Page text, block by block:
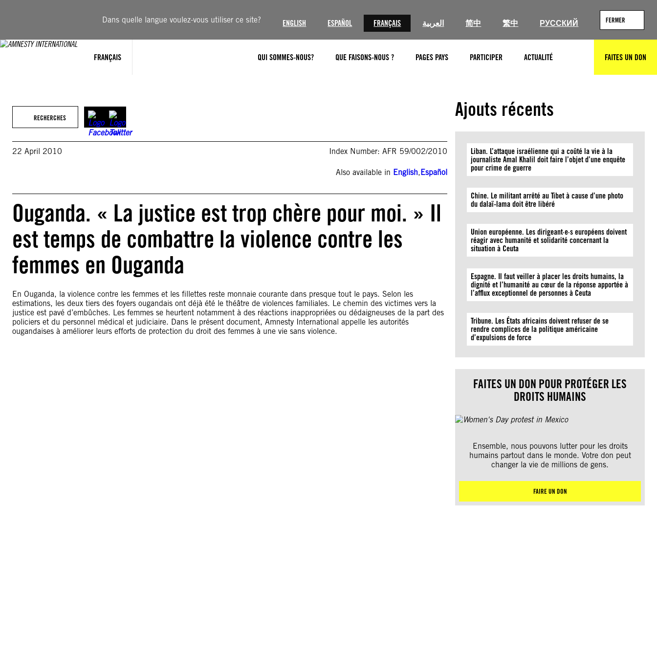
Dans quelle langue voulez-vous utiliser ce site? ENGLISH ESPAÑOL FRANÇAIS العربية 简中 繁中 РУССКИЙ FERMER
FRANÇAIS QUI SOMMES-NOUS? QUE FAISONS-NOUS ? PAGES PAYS PARTICIPER ACTUALITÉ RECHERCHERFAITES UN DON
RECHERCHES
22 April 2010 Index Number: AFR 59/002/2010
Also available in English,Español
Ouganda. « La justice est trop chère pour moi. » Il
est temps de combattre la violence contre les
femmes en Ouganda
En Ouganda, la violence contre les femmes et les fillettes reste monnaie courante dans presque tout le pays. Selon les
estimations, les deux tiers des foyers ougandais ont déjà été le théâtre de violences familiales. Le chemin des victimes vers la
justice est pavé d’embûches. Les femmes se heurtent notamment à des réactions inappropriées ou dédaigneuses de la part des
policiers et du personnel médical et judiciaire. Dans le présent document, Amnesty International appelle les autorités
ougandaises à améliorer leurs efforts de protection du droit des femmes à une vie sans violence.
Ajouts récents
Liban. L’attaque israélienne qui a coûté la vie à la
journaliste Amal Khalil doit faire l’objet d’une enquête
pour crime de guerre
Chine. Le militant arrêté au Tibet à cause d’une photo
du dalaï-lama doit être libéré
Union européenne. Les dirigeant·e·s européens doivent
réagir avec humanité et solidarité concernant la
situation à Ceuta
Espagne. Il faut veiller à placer les droits humains, la
dignité et l’humanité au cœur de la réponse apportée à
l’afflux exceptionnel de personnes à Ceuta
Tribune. Les États africains doivent refuser de se
rendre complices de la politique américaine
d’expulsions de force
FAITES UN DON POUR PROTÉGER LES
DROITS HUMAINS
Ensemble, nous pouvons lutter pour les droits
humains partout dans le monde. Votre don peut
changer la vie de millions de gens.
FAIRE UN DON